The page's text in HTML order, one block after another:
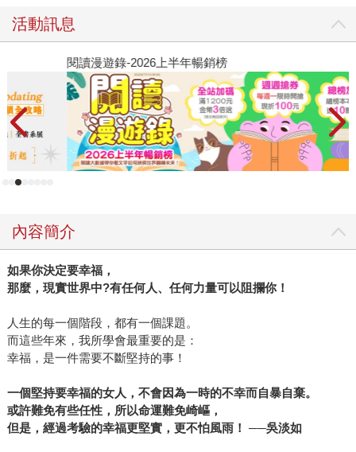
不無聊，原來書中有典範，有真實的花木蘭、秋瑾的故事，
看她們生命的發光發熱，對照現實中女人的抱怨或數落丈夫
的不是等，常覺自己處在虛幻和現實的代溝中。 隨書遁入不
同時空 既然無法避免身處外在紛纋的世界，吳淡如選擇進入
另一個世界，書成為如哈利波特那九又四分之三的車站一
般，透過書她隨時可以遁入不同的時空，可以安全的鑽進不
同的故事情境中。因為自覺把宜蘭的書都看遍了，當知道台
北重慶南路的書街有那麼多的書在向她招手，她立志考上北
一女，到台北持續看書，更深埋閱讀的國度，自稱內向的她
不好看的書！」卻是真的。她說最不喜歡像論文形式的書，
內容有限卻過度泡水成三、四百頁的厚度。有時為節目訪談
不得不看某些書，如不好看，十分鐘了解內容後旋及放下。
已從EMBA畢業的她，期許自己可以跨文法商領域，所以也看
了不少有關企管及經營類的書。有時上節目，現場沒有可看
的書，也會要助理到附近買本《VOGUE》或《美麗佳人》等
女性雜誌，「沒有書在身旁，總覺不安！」旅行中也一定看
很幸福，像小說類書看完就丟，留給下一個有緣人。如果旅
行路經香港，她一定會買亦舒的小說在飛行中看，當下了飛
機時，感覺像吃了大餐一樣滿足，吳淡如覺得有一完整的時
活動訊息
閱讀漫遊錄-2026上半年暢銷榜
內容簡介
如果你決定要幸福，
那麼，現實世界中?有任何人、任何力量可以阻攔你！
人生的每一個階段，都有一個課題。
而這些年來，我所學會最重要的是：
幸福，是一件需要不斷堅持的事！
一個堅持要幸福的女人，不會因為一時的不幸而自暴自棄。
或許難免有些任性，所以命運難免崎嶇，
但是，經過考驗的幸福更堅實，更不怕風雨！ ──吳淡如